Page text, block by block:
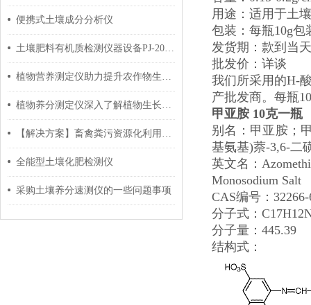
便携式土壤成分分析仪
土壤肥料有机质检测仪器设备PJ-200Z测定方法和技术参数
植物营养测定仪助力提升农作物生长与产量
植物养分测定仪深入了解植物生长状况
【解决方案】畜禽粪污资源化利用整县推进项目检测设备
全能型土壤化肥检测仪
采购土壤养分速测仪的一些问题事项
用途：适用于土
包装：每瓶10g包
发货期：款到当
批发价：详谈
我们所采用的H-
产批发商。每瓶
甲亚胺 10克一瓶
别名：甲亚胺；
基氨基)萘-3,6-二
英文名：
Monosodium Salt
CAS编号：
分子式：
分子量： 445.39
结构式：